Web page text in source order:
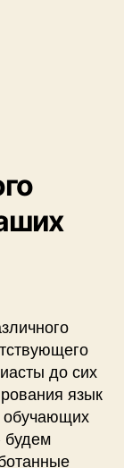
до сих
язык
обучающих
будем